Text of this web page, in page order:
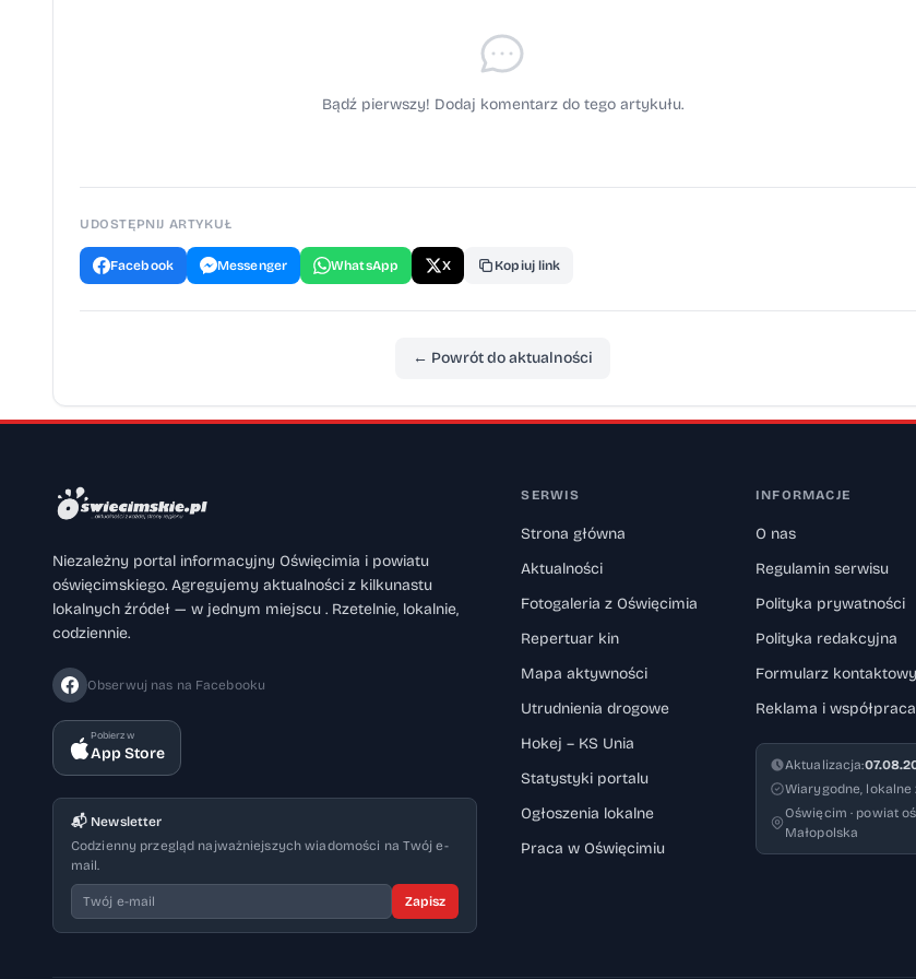
Bądź pierwszy! Dodaj komentarz do tego artykułu.
UDOSTĘPNIJ ARTYKUŁ
Facebook Messenger WhatsApp X Kopiuj link
← Powrót do aktualności
Niezależny portal informacyjny Oświęcimia i powiatu
oświęcimskiego. Agregujemy aktualności z kilkunastu
lokalnych źródeł — w jednym miejscu . Rzetelnie, lokalnie,
codziennie.
Obserwuj nas na Facebooku
Pobierz w
App Store
📬 Newsletter
Codzienny przegląd najważniejszych wiadomości na Twój e-
mail.
Zapisz
SERWIS
Strona główna
Aktualności
Fotogaleria z Oświęcimia
Repertuar kin
Mapa aktywności
Utrudnienia drogowe
Hokej – KS Unia
Statystyki portalu
Ogłoszenia lokalne
Praca w Oświęcimiu
INFORMACJE
O nas
Regulamin serwisu
Polityka prywatności
Polityka redakcyjna
Formularz kontaktowy
Reklama i współpraca
Aktualizacja:
Wiarygodne, lokalne
Oświęcim · powiat
Małopolska